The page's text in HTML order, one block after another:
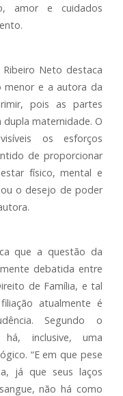
amor e cuidados
Neto destaca
menor e a autora da
pois as partes
maternidade. O
os esforços
de proporcionar
físico, mental e
o desejo de poder
que a questão da
debatida entre
de Família, e tal
atualmente é
Segundo o
inclusive, uma
“E em que pese
já que seus laços
não há como